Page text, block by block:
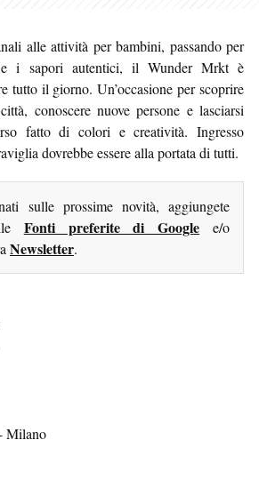
alle attività per bambini, passando per
i sapori autentici, il Wunder Mrkt è
tutto il giorno. Un’occasione per scoprire
conoscere nuove persone e lasciarsi
fatto di colori e creatività. Ingresso
dovrebbe essere alla portata di tutti.
sulle prossime novità, aggiungete
Fonti preferite di Google e/o
Newsletter.
Milano